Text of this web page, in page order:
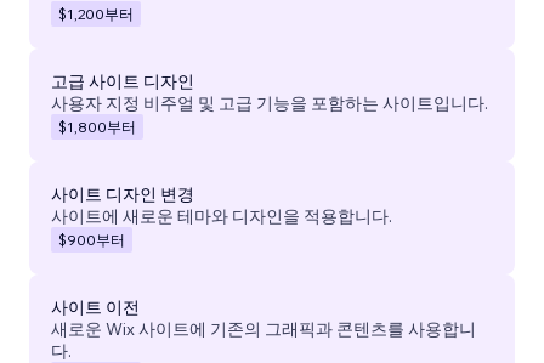
$1,200부터
고급 사이트 디자인
사용자 지정 비주얼 및 고급 기능을 포함하는 사이트입니다.
$1,800부터
사이트 디자인 변경
사이트에 새로운 테마와 디자인을 적용합니다.
$900부터
사이트 이전
새로운 Wix 사이트에 기존의 그래픽과 콘텐츠를 사용합니
다.